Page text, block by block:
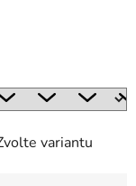
variantu